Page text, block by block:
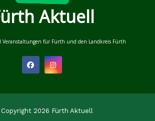
Aktuell
Veranstaltungen für Fürth und den Landkreis Fürth
2026 Fürth Aktuell